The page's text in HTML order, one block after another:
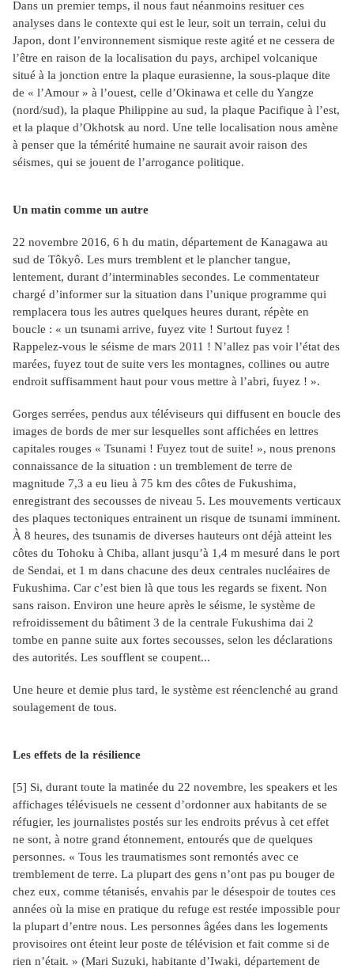
Dans un premier temps, il nous faut néanmoins resituer ces
analyses dans le contexte qui est le leur, soit un terrain, celui du
Japon, dont l’environnement sismique reste agité et ne cessera de
l’être en raison de la localisation du pays, archipel volcanique
situé à la jonction entre la plaque eurasienne, la sous-plaque dite
de « l’Amour » à l’ouest, celle d’Okinawa et celle du Yangze
(nord/sud), la plaque Philippine au sud, la plaque Pacifique à l’est,
et la plaque d’Okhotsk au nord. Une telle localisation nous amène
à penser que la témérité humaine ne saurait avoir raison des
séismes, qui se jouent de l’arrogance politique.
Un matin comme un autre
22 novembre 2016, 6 h du matin, département de Kanagawa au
sud de Tôkyô. Les murs tremblent et le plancher tangue,
lentement, durant d’interminables secondes. Le commentateur
chargé d’informer sur la situation dans l’unique programme qui
remplacera tous les autres quelques heures durant, répète en
boucle : « un tsunami arrive, fuyez vite ! Surtout fuyez !
Rappelez-vous le séisme de mars 2011 ! N’allez pas voir l’état des
marées, fuyez tout de suite vers les montagnes, collines ou autre
endroit suffisamment haut pour vous mettre à l’abri, fuyez ! ».
Gorges serrées, pendus aux téléviseurs qui diffusent en boucle des
images de bords de mer sur lesquelles sont affichées en lettres
capitales rouges « Tsunami ! Fuyez tout de suite! », nous prenons
connaissance de la situation : un tremblement de terre de
magnitude 7,3 a eu lieu à 75 km des côtes de Fukushima,
enregistrant des secousses de niveau 5. Les mouvements verticaux
des plaques tectoniques entrainent un risque de tsunami imminent.
À 8 heures, des tsunamis de diverses hauteurs ont déjà atteint les
côtes du Tohoku à Chiba, allant jusqu’à 1,4 m mesuré dans le port
de Sendai, et 1 m dans chacune des deux centrales nucléaires de
Fukushima. Car c’est bien là que tous les regards se fixent. Non
sans raison. Environ une heure après le séisme, le système de
refroidissement du bâtiment 3 de la centrale Fukushima dai 2
tombe en panne suite aux fortes secousses, selon les déclarations
des autorités. Les soufflent se coupent...
Une heure et demie plus tard, le système est réenclenché au grand
soulagement de tous.
Les effets de la résilience
[5] Si, durant toute la matinée du 22 novembre, les speakers et les
affichages télévisuels ne cessent d’ordonner aux habitants de se
réfugier, les journalistes postés sur les endroits prévus à cet effet
ne sont, à notre grand étonnement, entourés que de quelques
personnes. « Tous les traumatismes sont remontés avec ce
tremblement de terre. La plupart des gens n’ont pas pu bouger de
chez eux, comme tétanisés, envahis par le désespoir de toutes ces
années où la mise en pratique du refuge est restée impossible pour
la plupart d’entre nous. Les personnes âgées dans les logements
provisoires ont éteint leur poste de télévision et fait comme si de
rien n’était. » (Mari Suzuki, habitante d’Iwaki, département de